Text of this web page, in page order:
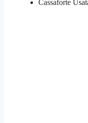
​Cassaforte